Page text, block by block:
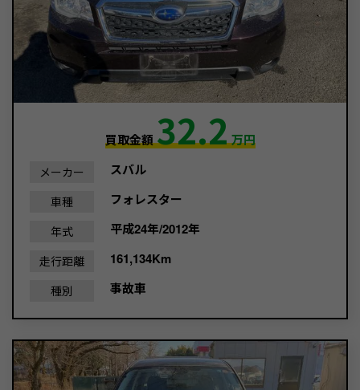
買取金額32.2万円
メーカー スバル
車種 フォレスター
年式 平成24年/2012年
走行距離 161,134Km
種別 事故車